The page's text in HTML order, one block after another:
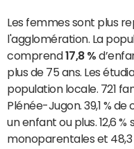
Les femmes sont plus
l'agglomération. La
comprend 17,8 %
plus de 75 ans. Les
population locale. 721
Plénée-Jugon. 39,1 %
un enfant ou plus. 12,6
monoparentales et 48,3